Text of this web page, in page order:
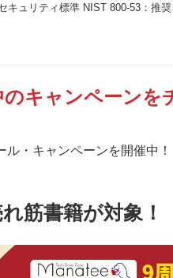
キュリティ標準 NIST 800-53：推
キャンペーンを
ル・キャンペーンを開催中
筋書籍が対象！